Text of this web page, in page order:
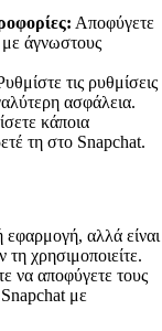
Αποφύγετε
με άγνωστους
τις ρυθμίσεις
ασφάλεια.
κάποια
τη στο Snapchat.
εφαρμογή, αλλά είναι
χρησιμοποιείτε.
να αποφύγετε τους
με